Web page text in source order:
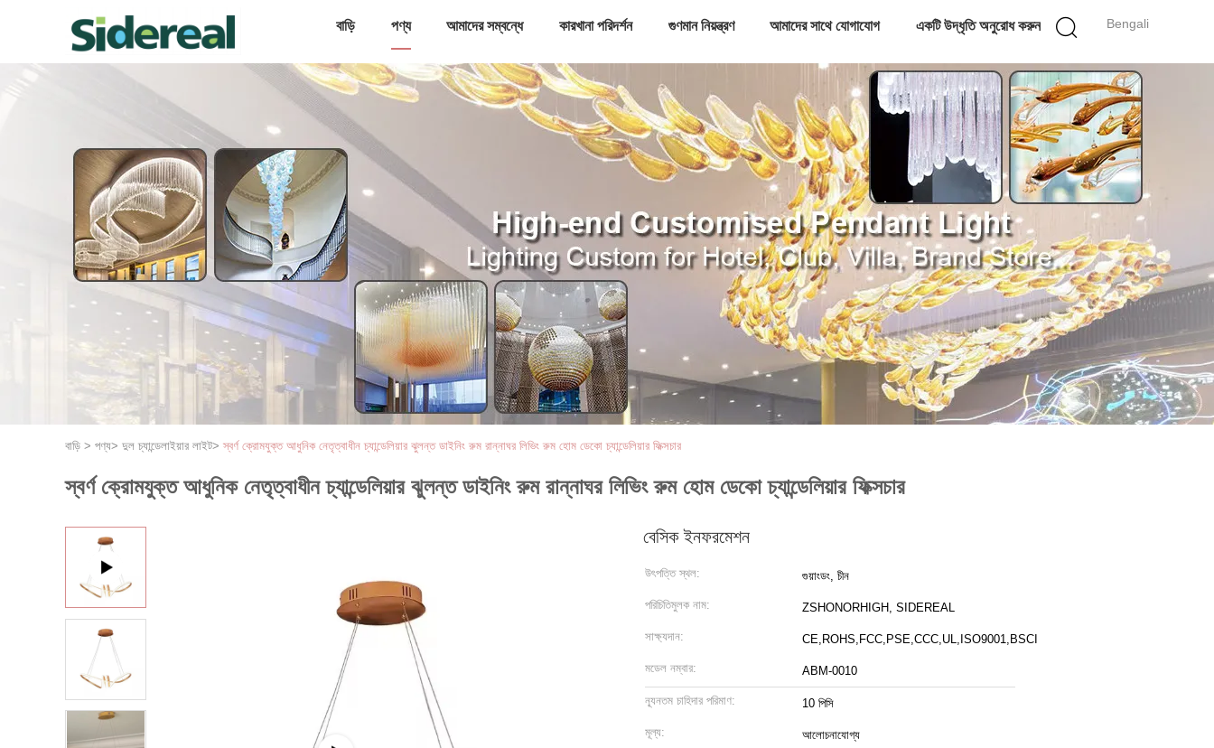
Bengali
বাড়ি পণ্য আমাদের সম্বন্ধে কারখানা পরিদর্শন গুণমান নিয়ন্ত্রণ আমাদের সাথে যোগাযোগ একটি উদ্ধৃতি অনুরোধ করুন
বাড়ি > পণ্য> দুল চ্যান্ডেলাইয়ার লাইট> স্বর্ণ ক্রোমযুক্ত আধুনিক নেতৃত্বাধীন চ্যান্ডেলিয়ার ঝুলন্ত ডাইনিং রুম রান্নাঘর লিভিং রুম হোম ডেকো চ্যান্ডেলিয়ার ফিক্সচার
স্বর্ণ ক্রোমযুক্ত আধুনিক নেতৃত্বাধীন চ্যান্ডেলিয়ার ঝুলন্ত ডাইনিং রুম রান্নাঘর লিভিং রুম হোম ডেকো চ্যান্ডেলিয়ার ফিক্সচার
বেসিক ইনফরমেশন
উৎপত্তি স্থল: গুয়াংডং, চীন
পরিচিতিমুলক নাম: ZSHONORHIGH, SIDEREAL
সাক্ষ্যদান: CE,ROHS,FCC,PSE,CCC,UL,ISO9001,BSCI
মডেল নম্বার: ABM-0010
ন্যূনতম চাহিদার পরিমাণ: 10 পিসি
মূল্য: আলোচনাযোগ্য